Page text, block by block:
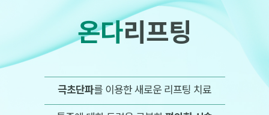
온다리프팅
극초단파를 이용한 새로운 리프팅 치료